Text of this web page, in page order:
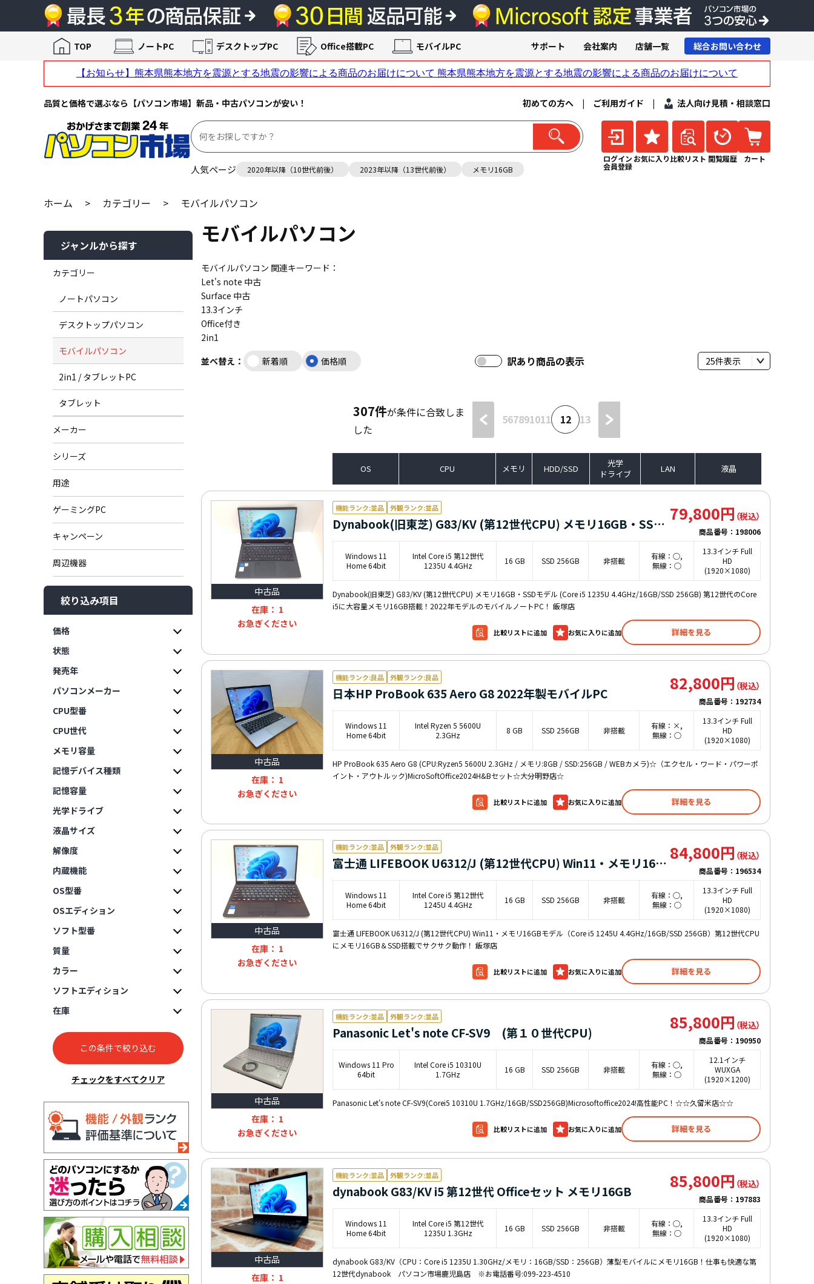
品質と価格で選ぶなら【パソコン市場】新品・中古パソコンが安い！ 初めての方へ | ご利用ガイド | 法人向け見積・相談窓口
人気ページ 2020年以降（10世代前後） 2023年以降（13世代前後） メモリ16GB
ログイン
会員登録
お気に入り 比較リスト 閲覧履歴 カート
TOP ノートPC デスクトップPC Office搭載PC モバイルPC サポート 会社案内 店舗一覧 総合お問い合わせ
ホーム > カテゴリー > モバイルパソコン
ジャンルから探す
カテゴリー
ノートパソコン
デスクトップパソコン
モバイルパソコン
2in1 / タブレットPC
タブレット
メーカー
シリーズ
用途
ゲーミングPC
キャンペーン
周辺機器
絞り込み項目
価格
状態
発売年
パソコンメーカー
CPU型番
CPU世代
メモリ容量
記憶デバイス種類
記憶容量
光学ドライブ
液晶サイズ
解像度
内蔵機能
OS型番
OSエディション
ソフト型番
質量
カラー
ソフトエディション
在庫
この条件で絞り込む
チェックをすべてクリア
モバイルパソコン
並べ替え： 新着順 価格順 訳あり商品の表示
307件が条件に合致しま
した
567891011 12 13
OS CPU メモリ HDD/SSD
光学
ドライブ
LAN 液晶
中古品
在庫： 1
お急ぎください
機能ランク:並品 外観ランク:並品
Dynabook(旧東芝) G83/KV (第12世代CPU) メモリ16GB・SSDモデル 79,800円
商品番号： 198006
Windows 11
Home 64bit
Intel Core i5 第12世代
1235U 4.4GHz
16 GB SSD 256GB 非搭載
有線：○,
無線：○
13.3インチ Full
HD
(1920×1080)
Dynabook(旧東芝) G83/KV (第12世代CPU) メモリ16GB・SSDモデル (Core i5 1235U 4.4GHz/16GB/SSD 256GB) 第12世代のCore
i5に大容量メモリ16GB搭載！2022年モデルのモバイルノートPC！ 飯塚店
比較リストに追加 詳細を見る
中古品
在庫： 1
お急ぎください
機能ランク:良品 外観ランク:良品
日本HP ProBook 635 Aero G8 2022年製モバイルPC 82,800円
商品番号： 192734
Windows 11
Home 64bit
Intel Ryzen 5 5600U
2.3GHz
8 GB SSD 256GB 非搭載
有線：×,
無線：○
13.3インチ Full
HD
(1920×1080)
HP ProBook 635 Aero G8 (CPU:Ryzen5 5600U 2.3GHz / メモリ:8GB / SSD:256GB / WEBカメラ)☆（エクセル・ワード・パワーポ
イント・アウトルック)MicroSoftOffice2024H&Bセット☆大分明野店☆
比較リストに追加 詳細を見る
中古品
在庫： 1
お急ぎください
機能ランク:並品 外観ランク:並品
富士通 LIFEBOOK U6312/J (第12世代CPU) Win11・メモリ16GBモデル 84,800円
商品番号： 196534
Windows 11
Home 64bit
Intel Core i5 第12世代
1245U 4.4GHz
16 GB SSD 256GB 非搭載
有線：○,
無線：○
13.3インチ Full
HD
(1920×1080)
富士通 LIFEBOOK U6312/J (第12世代CPU) Win11・メモリ16GBモデル（Core i5 1245U 4.4GHz/16GB/SSD 256GB）第12世代CPU
にメモリ16GB＆SSD搭載でサクサク動作！ 飯塚店
比較リストに追加 詳細を見る
中古品
在庫： 1
お急ぎください
機能ランク:並品 外観ランク:並品
Panasonic Let's note CF-SV9 (第１０世代CPU) 85,800円
商品番号： 190950
Windows 11 Pro
64bit
Intel Core i5 10310U
1.7GHz
16 GB SSD 256GB 非搭載
有線：○,
無線：○
12.1インチ
WUXGA
(1920×1200)
Panasonic Let's note CF-SV9(Corei5 10310U 1.7GHz/16GB/SSD256GB)Microsoftoffice2024!高性能PC！☆☆久留米店☆☆
比較リストに追加 詳細を見る
中古品
在庫： 1
機能ランク:並品 外観ランク:並品
dynabook G83/KV i5 第12世代 Officeセット メモリ16GB 85,800円
商品番号： 197883
Windows 11
Home 64bit
Intel Core i5 第12世代
1235U 1.3GHz
16 GB SSD 256GB 非搭載
有線：○,
無線：○
13.3インチ Full
HD
(1920×1080)
dynabook G83/KV（CPU：Core i5 1235U 1.30GHz/メモリ：16GB/SSD：256GB）薄型モバイルにメモリ16GB！仕事も快適な第
12世代dynabook パソコン市場鹿児島店 ※お電話番号:099-223-4510
モバイルパソコン 関連キーワード：
Let's note 中古
Surface 中古
13.3インチ
Office付き
2in1